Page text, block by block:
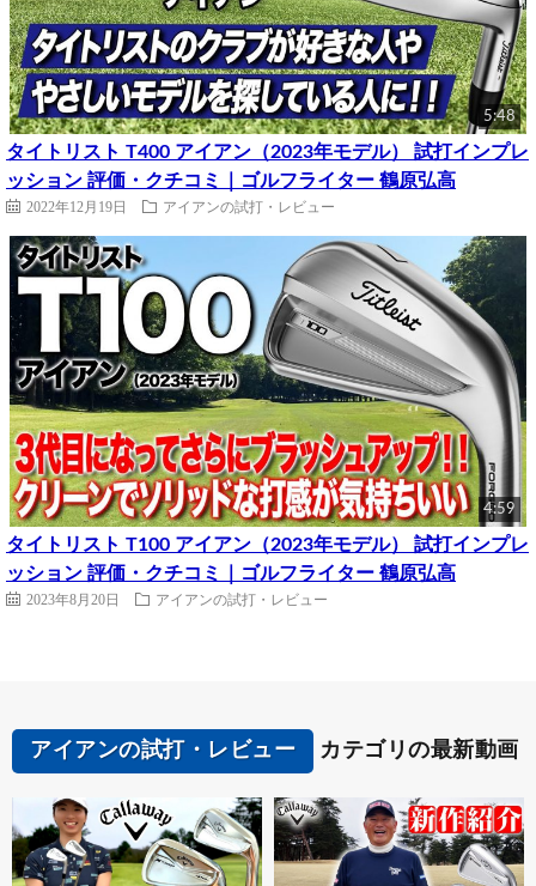
5:48
タイトリスト T400 アイアン（2023年モデル） 試打インプレ
ッション 評価・クチコミ｜ゴルフライター 鶴原弘高
2022年12月19日 アイアンの試打・レビュー
4:59
タイトリスト T100 アイアン（2023年モデル） 試打インプレ
ッション 評価・クチコミ｜ゴルフライター 鶴原弘高
2023年8月20日 アイアンの試打・レビュー
アイアンの試打・レビュー カテゴリの最新動画